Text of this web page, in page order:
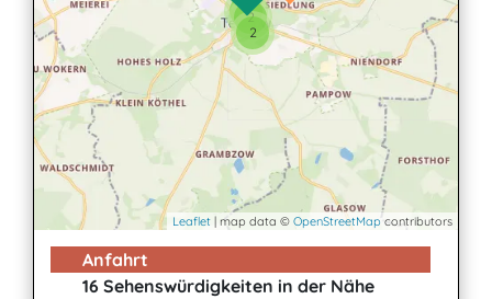
2
2
7
Leaflet | map data © OpenStreetMapcontributors
Anfahrt
16 Sehenswürdigkeiten in der Nähe